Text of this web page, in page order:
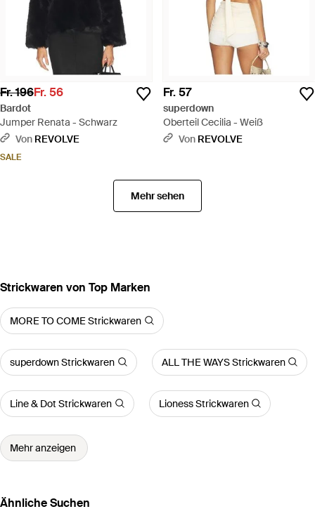
Fr. 196Fr. 56
Bardot
Jumper Renata - Schwarz
Von REVOLVE
SALE
Fr. 57
superdown
Oberteil Cecilia - Weiß
Von REVOLVE
Mehr sehen
Strickwaren von Top Marken
MORE TO COME Strickwaren
superdown Strickwaren ALL THE WAYS Strickwaren
Line & Dot Strickwaren Lioness Strickwaren
Mehr anzeigen
Ähnliche Suchen